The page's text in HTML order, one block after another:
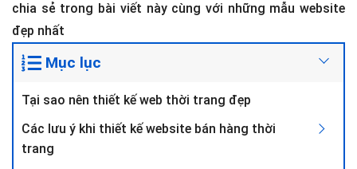
chia sẻ trong bài viết này cùng với những mẫu website
đẹp nhất
Mục lục
Tại sao nên thiết kế web thời trang đẹp
Các lưu ý khi thiết kế website bán hàng thời
trang